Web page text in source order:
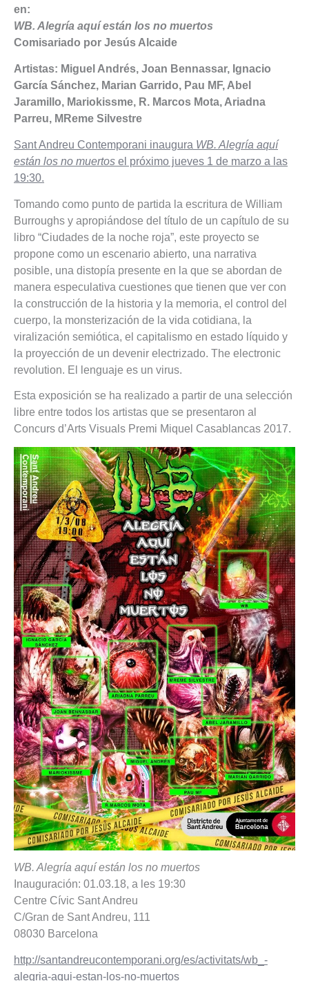
en:
WB. Alegría aquí están los no muertos
Comisariado por Jesús Alcaide
Artistas: Miguel Andrés, Joan Bennassar, Ignacio
García Sánchez, Marian Garrido, Pau MF, Abel
Jaramillo, Mariokissme, R. Marcos Mota, Ariadna
Parreu, MReme Silvestre
Sant Andreu Contemporani inaugura WB. Alegría aquí
están los no muertos el próximo jueves 1 de marzo a las
19:30.
Tomando como punto de partida la escritura de William
Burroughs y apropiándose del título de un capítulo de su
libro “Ciudades de la noche roja”, este proyecto se
propone como un escenario abierto, una narrativa
posible, una distopía presente en la que se abordan de
manera especulativa cuestiones que tienen que ver con
la construcción de la historia y la memoria, el control del
cuerpo, la monsterización de la vida cotidiana, la
viralización semiótica, el capitalismo en estado líquido y
la proyección de un devenir electrizado. The electronic
revolution. El lenguaje es un virus.
Esta exposición se ha realizado a partir de una selección
libre entre todos los artistas que se presentaron al
Concurs d’Arts Visuals Premi Miquel Casablancas 2017.
WB. Alegría aquí están los no muertos
Inauguración: 01.03.18, a les 19:30
Centre Cívic Sant Andreu
C/Gran de Sant Andreu, 111
08030 Barcelona
http://santandreucontemporani.org/es/activitats/wb_-
alegria-aqui-estan-los-no-muertos